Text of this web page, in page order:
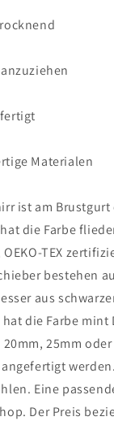
Materialen
ist am
die Farbe
OEKO-TEX
bestehen
aus
hat die Farbe
20mm, 25mm
Eine
Der Preis